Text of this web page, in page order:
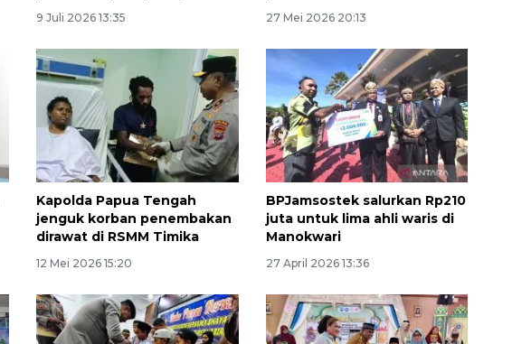
9 Juli 2026 13:35 27 Mei 2026 20:13
Kapolda Papua Tengah
jenguk korban penembakan
dirawat di RSMM Timika
12 Mei 2026 15:20
BPJamsostek salurkan Rp210
juta untuk lima ahli waris di
Manokwari
27 April 2026 13:36